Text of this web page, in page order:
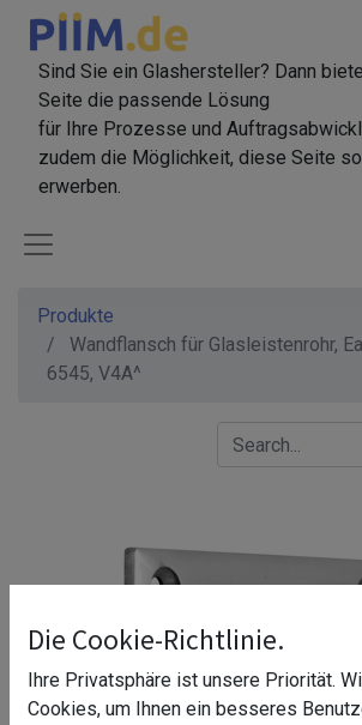
Sind Sie ein Glashersteller? Dann
Seite die passende Lösung
für Ihre Prozesse und
zudem die Möglichkeit, diese Seite
erwerben.
Produkte
Wandflansch für Glasleistenrohr,
6545, V4A^
Die Cookie-Richtlinie.
Ihre Privatsphäre ist unsere Priorität.
Cookies, um Ihnen ein besseres